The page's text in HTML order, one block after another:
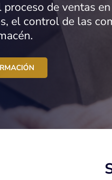
de ventas
el control de las